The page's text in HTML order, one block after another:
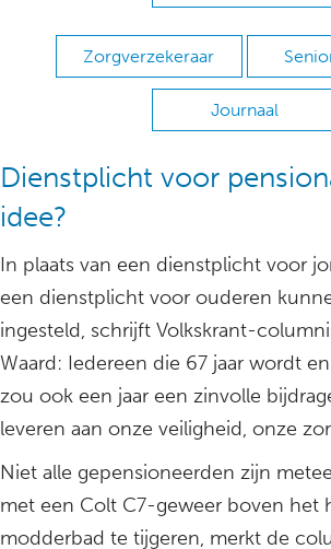
Zorgverzekeraar
Journaal
Dienstplicht voor
idee?
In plaats van een dienstplicht voor
een dienstplicht voor ouderen
ingesteld, schrijft Volkskrant-
Waard: Iedereen die 67 jaar wordt
zou ook een jaar een zinvolle
leveren aan onze veiligheid, onze
Niet alle gepensioneerden zijn
met een Colt C7-geweer boven het
modderbad te tijgeren, merkt de